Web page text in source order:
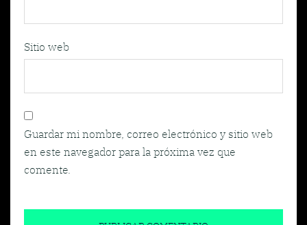
Sitio web
Guardar mi nombre, correo electrónico y sitio web
en este navegador para la próxima vez que
comente.